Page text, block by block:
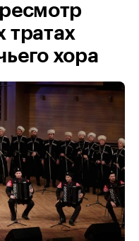
тратах
хора